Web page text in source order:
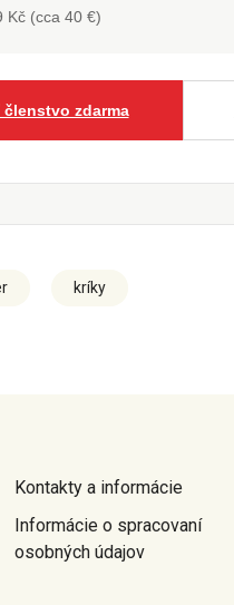
Kč (cca 40 €)
zdarma
kríky
Kontakty a informácie
Informácie o spracovaní
osobných údajov